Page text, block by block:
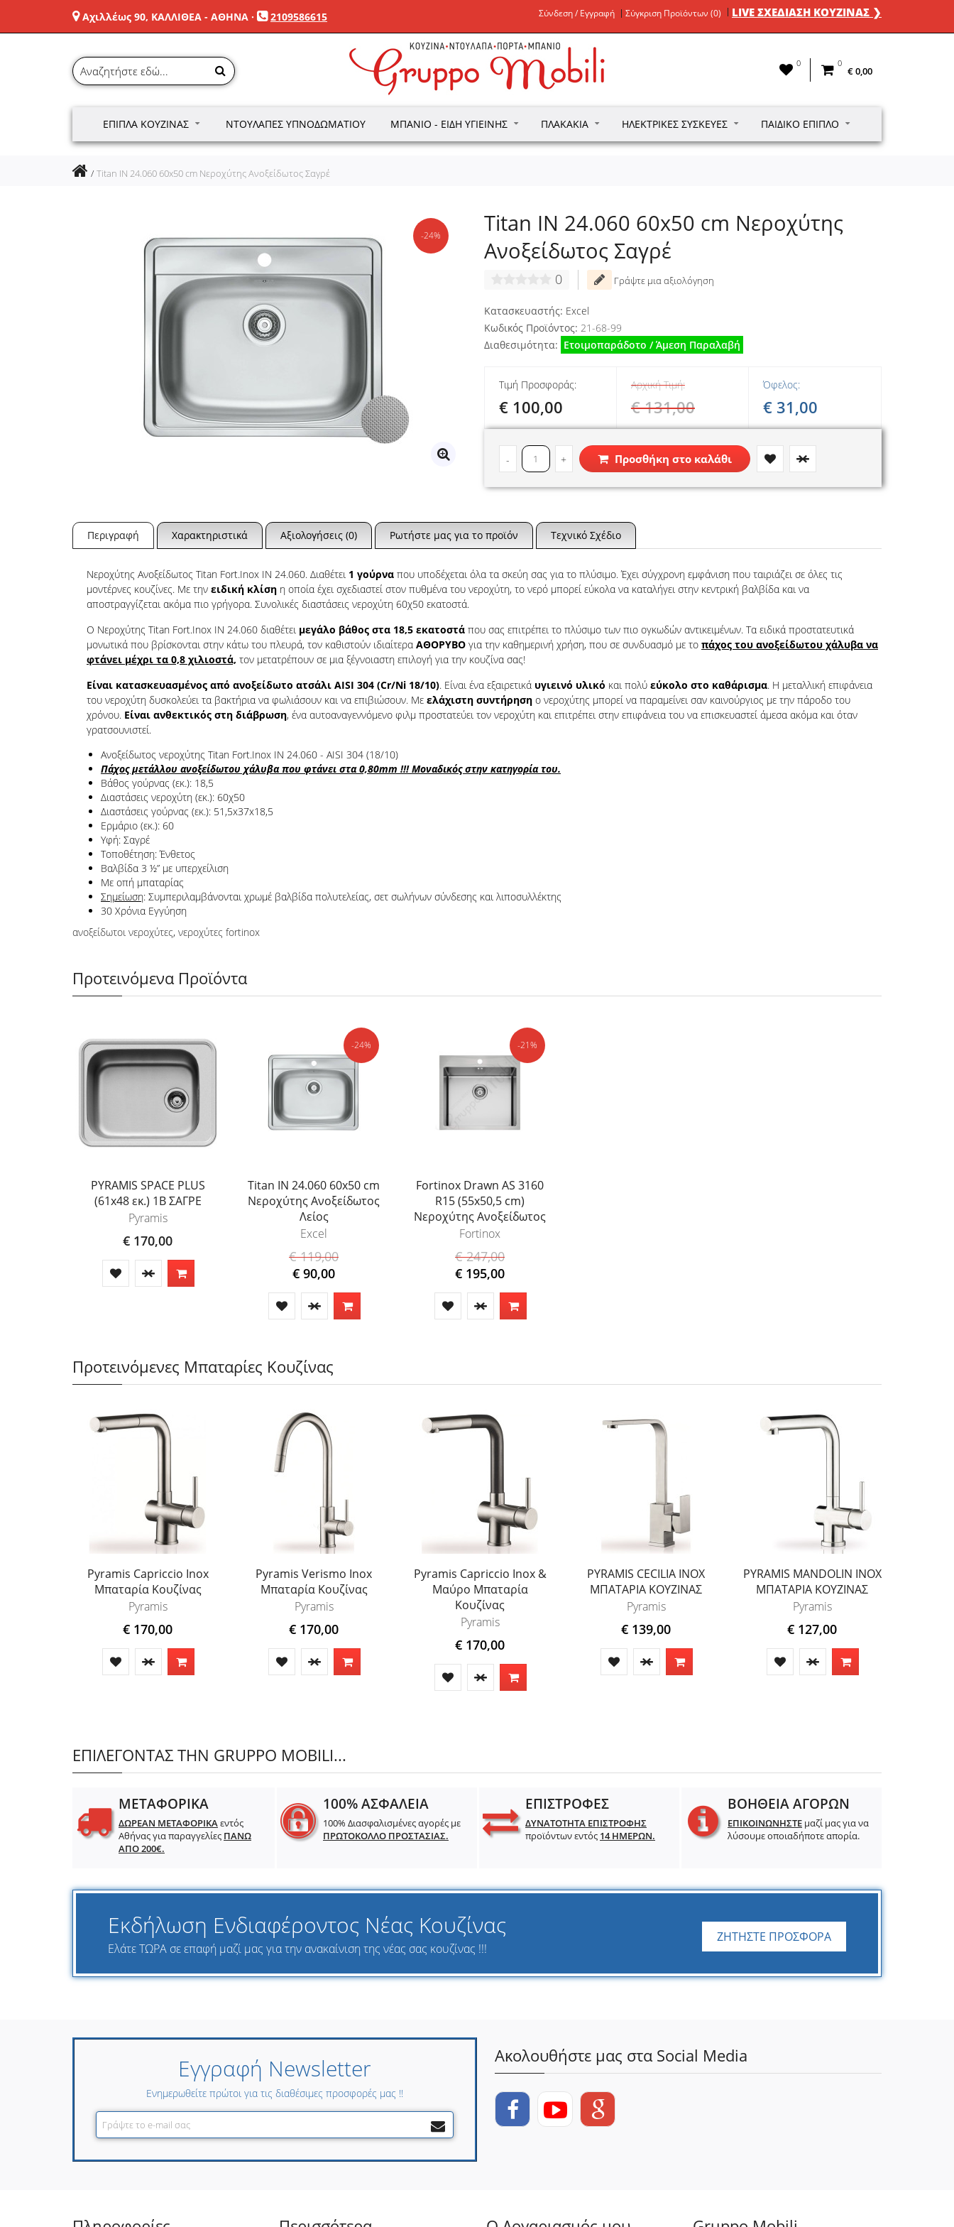
Αχιλλέως 90, ΚΑΛΛΙΘΕΑ - ΑΘΗΝΑ · 2109586615 Σύνδεση / Εγγραφή Σύγκριση Προϊόντων (0) LIVE ΣΧΕΔΙΑΣΗ ΚΟΥΖΙΝΑΣ ❯
0 0
€ 0,00
ΈΠΙΠΛΑ ΚΟΥΖΊΝΑΣ ΝΤΟΥΛΆΠΕΣ ΥΠΝΟΔΩΜΑΤΊΟΥ ΜΠΆΝΙΟ - ΕΊΔΗ ΥΓΙΕΙΝΉΣ ΠΛΑΚΆΚΙΑ ΗΛΕΚΤΡΙΚΈΣ ΣΥΣΚΕΥΈΣ ΠΑΙΔΙΚΌ ΈΠΙΠΛΟ
Titan IN 24.060 60x50 cm Νεροχύτης Ανοξείδωτος Σαγρέ
-24%
Titan IN 24.060 60x50 cm Νεροχύτης
Ανοξείδωτος Σαγρέ
0 Γράψτε μια αξιολόγηση
Κατασκευαστής: Excel
Κωδικός Προϊόντος: 21-68-99
Διαθεσιμότητα: Ετοιμοπαράδοτο / Άμεση Παραλαβή
Τιμή Προσφοράς:
€ 100,00
Αρχική Τιμή:
€ 131,00
Όφελος:
€ 31,00
- + Προσθήκη στο καλάθι
Περιγραφή Χαρακτηριστικά Αξιολογήσεις (0) Ρωτήστε μας για το προϊόν Τεχνικό Σχέδιο
Νεροχύτης Ανοξείδωτος Titan Fort.Inox IN 24.060. Διαθέτει 1 γούρνα που υποδέχεται όλα τα σκεύη σας για το πλύσιμο. Έχει σύγχρονη εμφάνιση που ταιριάζει σε όλες τις
μοντέρνες κουζίνες. Με την ειδική κλίση η οποία έχει σχεδιαστεί στον πυθμένα του νεροχύτη, το νερό μπορεί εύκολα να καταλήγει στην κεντρική βαλβίδα και να
αποστραγγίζεται ακόμα πιο γρήγορα. Συνολικές διαστάσεις νεροχύτη 60χ50 εκατοστά.
Ο Νεροχύτης Titan Fort.Inox IN 24.060 διαθέτει μεγάλο βάθος στα 18,5 εκατοστά που σας επιτρέπει το πλύσιμο των πιο ογκωδών αντικειμένων. Τα ειδικά προστατευτικά
μονωτικά που βρίσκονται στην κάτω του πλευρά, τον καθιστούν ιδιαίτερα ΑΘΟΡΥΒΟ για την καθημερινή χρήση, που σε συνδυασμό με το πάχος του ανοξείδωτου χάλυβα να
φτάνει μέχρι τα 0,8 χιλιοστά, τον μετατρέπουν σε μια ξέγνοιαστη επιλογή για την κουζίνα σας!
Είναι κατασκευασμένος από ανοξείδωτο ατσάλι AISI 304 (Cr/Ni 18/10). Είναι ένα εξαιρετικά υγιεινό υλικό και πολύ εύκολο στο καθάρισμα. Η μεταλλική επιφάνεια
του νεροχύτη δυσκολεύει τα βακτήρια να φωλιάσουν και να επιβιώσουν. Με ελάχιστη συντήρηση ο νεροχύτης μπορεί να παραμείνει σαν καινούργιος με την πάροδο του
χρόνου. Είναι ανθεκτικός στη διάβρωση, ένα αυτοαναγεννόμενο φιλμ προστατεύει τον νεροχύτη και επιτρέπει στην επιφάνεια του να επισκευαστεί άμεσα ακόμα και όταν
γρατσουνιστεί.
Ανοξείδωτος νεροχύτης Titan Fort.Inox IN 24.060 - AISI 304 (18/10)
Πάχος μετάλλου ανοξείδωτου χάλυβα που φτάνει στα 0,80mm !!! Μοναδικός στην κατηγορία του.
Βάθος γούρνας (εκ.): 18,5
Διαστάσεις νεροχύτη (εκ.): 60χ50
Διαστάσεις γούρνας (εκ.): 51,5x37x18,5
Ερμάριο (εκ.): 60
Υφή: Σαγρέ
Τοποθέτηση: Ένθετος
Βαλβίδα 3 ½” με υπερχείλιση
Με οπή μπαταρίας
Σημείωση: Συμπεριλαμβάνονται χρωμέ βαλβίδα πολυτελείας, σετ σωλήνων σύνδεσης και λιποσυλλέκτης
30 Χρόνια Εγγύηση
ανοξείδωτοι νεροχύτες, νεροχύτες fortinox
Προτεινόμενα Προϊόντα
PYRAMIS SPACE PLUS
(61x48 εκ.) 1B ΣΑΓΡΕ
Pyramis
€ 170,00
-24%
Titan IN 24.060 60x50 cm
Νεροχύτης Ανοξείδωτος
Λείος
Excel
€ 119,00
€ 90,00
-21%
Fortinox Drawn AS 3160
R15 (55x50,5 cm)
Νεροχύτης Ανοξείδωτος
Fortinox
€ 247,00
€ 195,00
Προτεινόμενες Μπαταρίες Κουζίνας
Pyramis Capriccio Inox
Μπαταρία Κουζίνας
Pyramis
€ 170,00
Pyramis Verismo Inox
Μπαταρία Κουζίνας
Pyramis
€ 170,00
Pyramis Capriccio Inox &
Μαύρο Μπαταρία
Κουζίνας
Pyramis
€ 170,00
PYRAMIS CECILIA INOX
ΜΠΑΤΑΡΙΑ ΚΟΥΖΙΝΑΣ
Pyramis
€ 139,00
PYRAMIS MANDOLIN INOX
ΜΠΑΤΑΡΙΑ ΚΟΥΖΙΝΑΣ
Pyramis
€ 127,00
ΕΠΙΛΕΓΟΝΤΑΣ ΤΗΝ GRUPPO MOBILI...
ΜΕΤΑΦΟΡΙΚΑ
ΔΩΡΕΑΝ ΜΕΤΑΦΟΡΙΚΑεντός
Αθήνας για παραγγελίες ΠΑΝΩ
ΑΠΟ 200€.
100% ΑΣΦΑΛΕΙΑ
100% Διασφαλισμένες αγορές με
ΠΡΩΤΟΚΟΛΛΟ ΠΡΟΣΤΑΣΙΑΣ.
ΕΠΙΣΤΡΟΦΕΣ
ΔΥΝΑΤΟΤΗΤΑ ΕΠΙΣΤΡΟΦΗΣ
προϊόντων εντός 14 ΗΜΕΡΩΝ.
ΒΟΗΘΕΙΑ ΑΓΟΡΩΝ
ΕΠΙΚΟΙΝΩΝΗΣΤΕ μαζί μας για να
λύσουμε οποιαδήποτε απορία.
Εκδήλωση Ενδιαφέροντος Νέας Κουζίνας
Ελάτε ΤΩΡΑ σε επαφή μαζί μας για την ανακαίνιση της νέας σας κουζίνας !!!
ΖΗΤΗΣΤΕ ΠΡΟΣΦΟΡΑ
Εγγραφή Newsletter
Ενημερωθείτε πρώτοι για τις διαθέσιμες προσφορές μας !!
Ακολουθήστε μας στα Social Media